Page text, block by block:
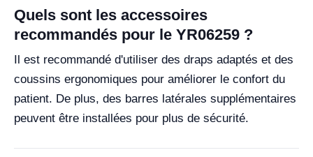
Quels sont les accessoires
recommandés pour le YR06259 ?
Il est recommandé d'utiliser des draps adaptés et des
coussins ergonomiques pour améliorer le confort du
patient. De plus, des barres latérales supplémentaires
peuvent être installées pour plus de sécurité.